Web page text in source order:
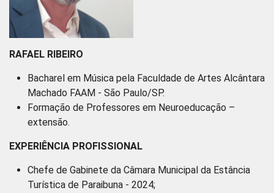
RAFAEL RIBEIRO
Bacharel em Música pela Faculdade de Artes Alcântara
Machado FAAM - São Paulo/SP.
Formação de Professores em Neuroeducação –
extensão.
EXPERIÊNCIA PROFISSIONAL
Chefe de Gabinete da Câmara Municipal da Estância
Turística de Paraibuna - 2024;